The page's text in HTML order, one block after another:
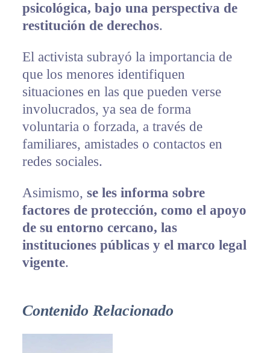
psicológica, bajo una perspectiva de
restitución de derechos.
El activista subrayó la importancia de
que los menores identifiquen
situaciones en las que pueden verse
involucrados, ya sea de forma
voluntaria o forzada, a través de
familiares, amistades o contactos en
redes sociales.
Asimismo, se les informa sobre
factores de protección, como el apoyo
de su entorno cercano, las
instituciones públicas y el marco legal
vigente.
Contenido Relacionado